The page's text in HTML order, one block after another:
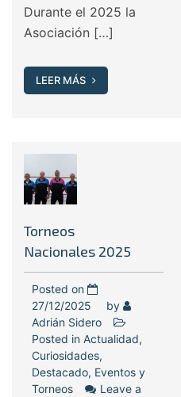
Durante el 2025 la
Asociación […]
LEER MÁS
Torneos
Nacionales 2025
Posted on
27/12/2025
by
Adrián Sidero
Posted in Actualidad,
Curiosidades,
Destacado, Eventos y
Torneos
Leave a